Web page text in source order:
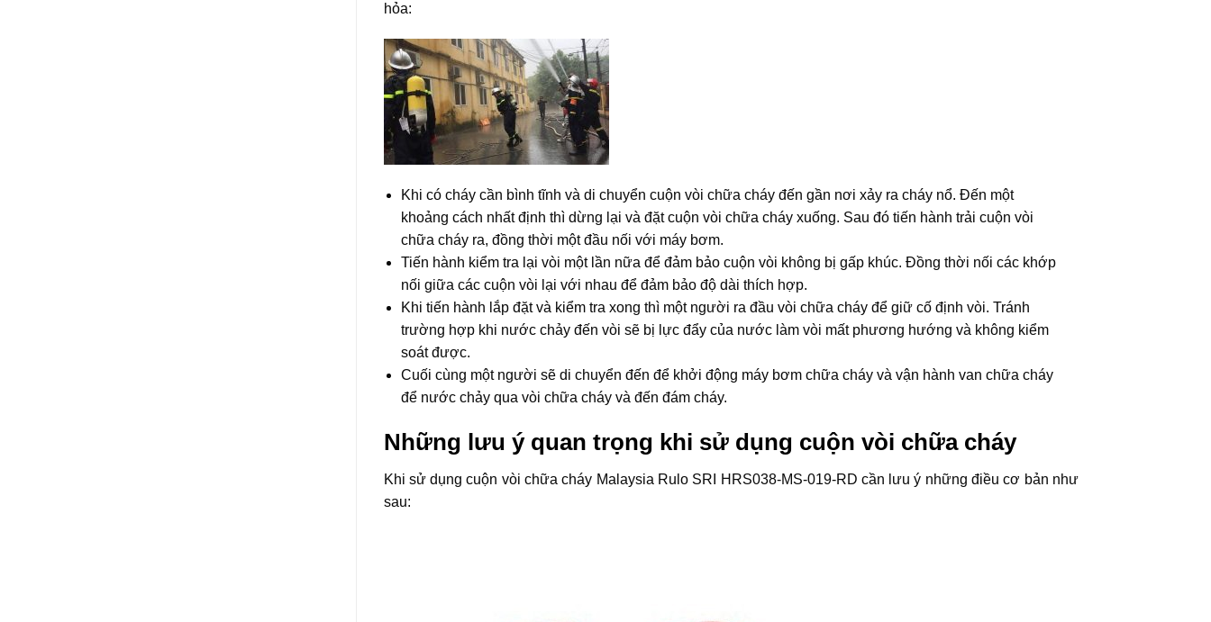
hỏa:
Khi có cháy cần bình tĩnh và di chuyển cuộn vòi chữa cháy đến gần nơi xảy ra cháy nổ. Đến một
khoảng cách nhất định thì dừng lại và đặt cuộn vòi chữa cháy xuống. Sau đó tiến hành trải cuộn vòi
chữa cháy ra, đồng thời một đầu nối với máy bơm.
Tiến hành kiểm tra lại vòi một lần nữa để đảm bảo cuộn vòi không bị gấp khúc. Đồng thời nối các khớp
nối giữa các cuộn vòi lại với nhau để đảm bảo độ dài thích hợp.
Khi tiến hành lắp đặt và kiểm tra xong thì một người ra đầu vòi chữa cháy để giữ cố định vòi. Tránh
trường hợp khi nước chảy đến vòi sẽ bị lực đẩy của nước làm vòi mất phương hướng và không kiểm
soát được.
Cuối cùng một người sẽ di chuyển đến để khởi động máy bơm chữa cháy và vận hành van chữa cháy
để nước chảy qua vòi chữa cháy và đến đám cháy.
Những lưu ý quan trọng khi sử dụng cuộn vòi chữa cháy
Khi sử dụng cuộn vòi chữa cháy Malaysia Rulo SRI HRS038-MS-019-RD cần lưu ý những điều cơ bản như
sau: